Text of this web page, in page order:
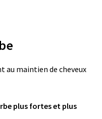
au maintien de cheveux
plus fortes et plus